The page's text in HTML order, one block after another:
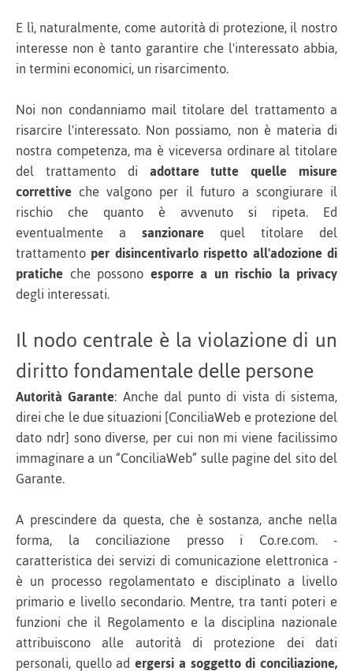
E lì, naturalmente, come autorità di protezione, il nostro
interesse non è tanto garantire che l'interessato abbia,
in termini economici, un risarcimento.
Noi non condanniamo mail titolare del trattamento a
risarcire l'interessato. Non possiamo, non è materia di
nostra competenza, ma è viceversa ordinare al titolare
del trattamento di adottare tutte quelle misure
correttive che valgono per il futuro a scongiurare il
rischio che quanto è avvenuto si ripeta. Ed
eventualmente a sanzionare quel titolare del
trattamento per disincentivarlo rispetto all'adozione di
pratiche che possono esporre a un rischio la privacy
degli interessati.
Il nodo centrale è la violazione di un
diritto fondamentale delle persone
Autorità Garante: Anche dal punto di vista di sistema,
direi che le due situazioni [ConciliaWeb e protezione del
dato ndr] sono diverse, per cui non mi viene facilissimo
immaginare a un “ConciliaWeb” sulle pagine del sito del
Garante.
A prescindere da questa, che è sostanza, anche nella
forma, la conciliazione presso i Co.re.com. -
caratteristica dei servizi di comunicazione elettronica -
è un processo regolamentato e disciplinato a livello
primario e livello secondario. Mentre, tra tanti poteri e
funzioni che il Regolamento e la disciplina nazionale
attribuiscono alle autorità di protezione dei dati
personali, quello adergersi a soggetto di conciliazione,